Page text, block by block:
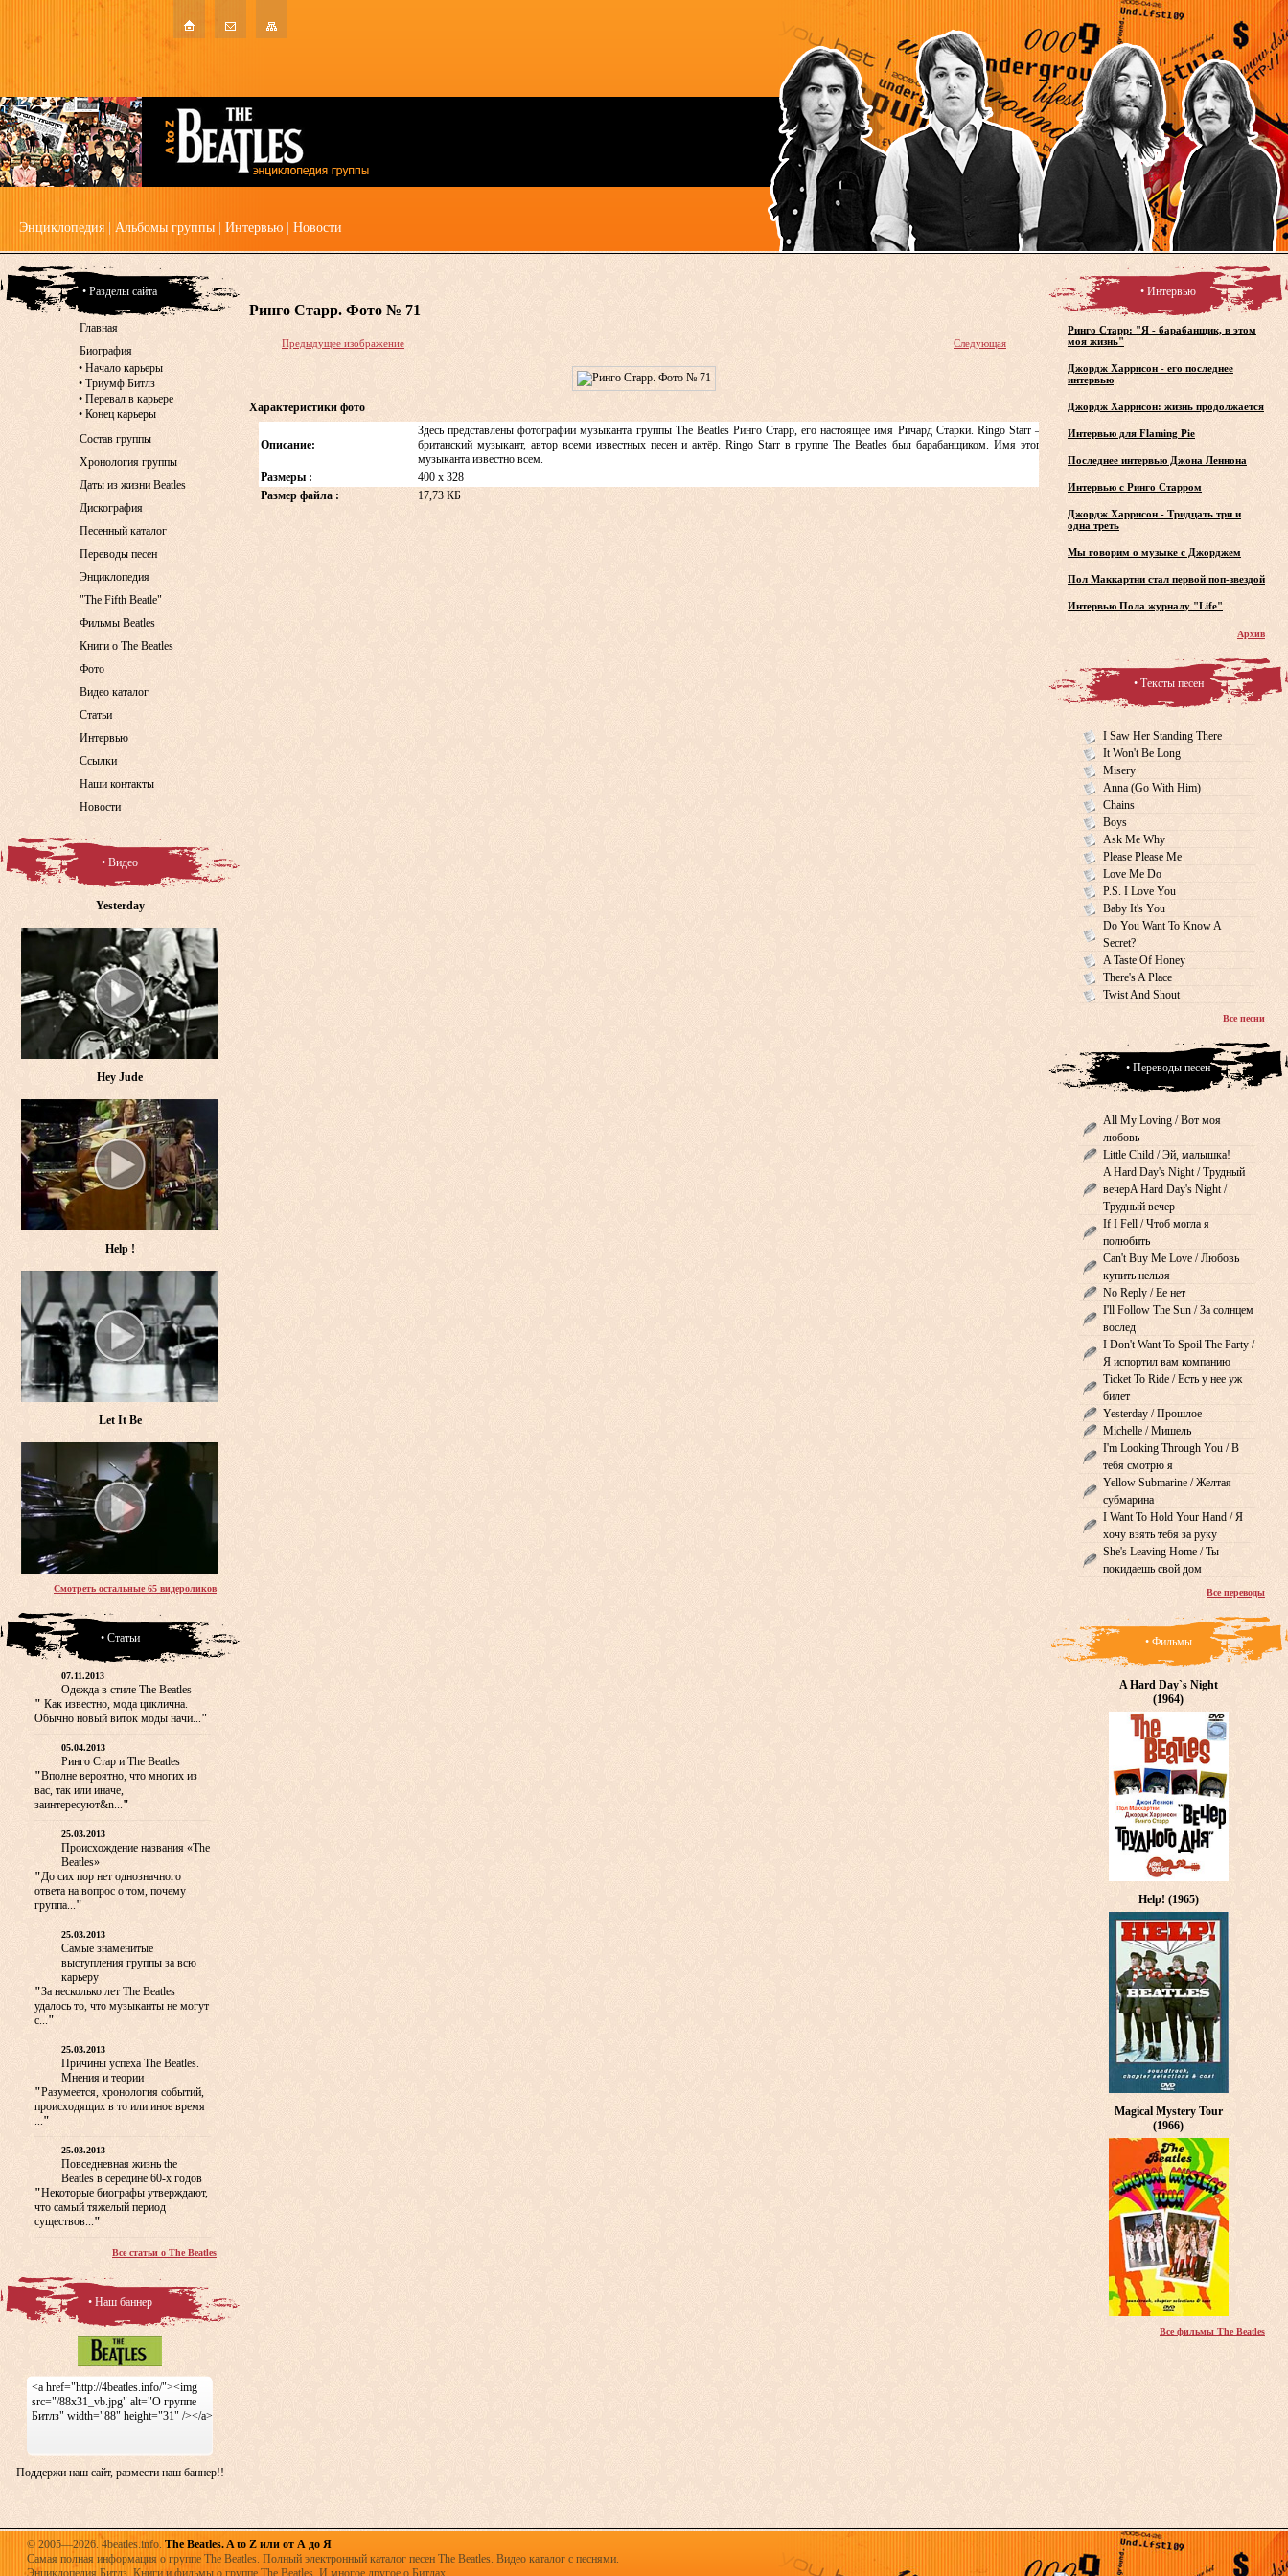
Энциклопедия Альбомы группы Интервью Новости
Ринго Старр. Фото № 71
Предыдущее изображение Следующая
Характеристики фото
Описание:
Здесь представлены фотографии музыканта группы The Beatles Ринго Старр, его настоящее имя Ричард Старки. Ringo Starr —
британский музыкант, автор всеми известных песен и актёр. Ringo Starr в группе The Beatles был барабанщиком. Имя этого
музыканта известно всем.
Размеры :
400 x 328
Размер файла :
17,73 КБ
• Разделы сайта
Главная
Биография
• Начало карьеры
• Триумф Битлз
• Перевал в карьере
• Конец карьеры
Состав группы
Хронология группы
Даты из жизни Beatles
Дискография
Песенный каталог
Переводы песен
Энциклопедия
"The Fifth Beatle"
Фильмы Beatles
Книги о The Beatles
Фото
Видео каталог
Статьи
Интервью
Ссылки
Наши контакты
Новости
• Видео
Yesterday
Hey Jude
Help !
Let It Be
Смотреть остальные 65 видероликов
• Статьи
07.11.2013
Одежда в стиле The Beatles
" Как известно, мода циклична.
Обычно новый виток моды начи..."
05.04.2013
Ринго Стар и The Beatles
"Вполне вероятно, что многих из
вас, так или иначе,
заинтересуют&n..."
25.03.2013
Происхождение названия «The
Beatles»
"До сих пор нет однозначного
ответа на вопрос о том, почему
группа..."
25.03.2013
Самые знаменитые
выступления группы за всю
карьеру
"За несколько лет The Beatles
удалось то, что музыканты не могут
с..."
25.03.2013
Причины успеха The Beatles.
Мнения и теории
"Разумеется, хронология событий,
происходящих в то или иное время
..."
25.03.2013
Повседневная жизнь the
Beatles в середине 60-х годов
"Некоторые биографы утверждают,
что самый тяжелый период
существов..."
Все статьи о The Beatles
• Наш баннер
<a href="http://4beatles.info/"><img
src="/88x31_vb.jpg" alt="О группе
Битлз" width="88" height="31" /></a>
Поддержи наш сайт, размести наш баннер!!
• Интервью
Ринго Старр: "Я - барабанщик, в этом
моя жизнь"
Джордж Харрисон - его последнее
интервью
Джордж Харрисон: жизнь продолжается
Интервью для Flaming Pie
Последнее интервью Джона Леннона
Интервью с Ринго Старром
Джордж Харрисон - Тридцать три и
одна треть
Мы говорим о музыке с Джорджем
Пол Маккартни стал первой поп-звездой
Интервью Пола журналу "Life"
Архив
• Тексты песен
I Saw Her Standing There
It Won't Be Long
Misery
Anna (Go With Him)
Chains
Boys
Ask Me Why
Please Please Me
Love Me Do
P.S. I Love You
Baby It's You
Do You Want To Know A
Secret?
A Taste Of Honey
There's A Place
Twist And Shout
Все песни
• Переводы песен
All My Loving / Вот моя
любовь
Little Child / Эй, малышка!
A Hard Day's Night / Трудный
вечерA Hard Day's Night /
Трудный вечер
If I Fell / Чтоб могла я
полюбить
Can't Buy Me Love / Любовь
купить нельзя
No Reply / Ее нет
I'll Follow The Sun / За солнцем
вослед
I Don't Want To Spoil The Party /
Я испортил вам компанию
Ticket To Ride / Есть у нее уж
билет
Yesterday / Прошлое
Michelle / Мишель
I'm Looking Through You / В
тебя смотрю я
Yellow Submarine / Желтая
субмарина
I Want To Hold Your Hand / Я
хочу взять тебя за руку
She's Leaving Home / Ты
покидаешь свой дом
Все переводы
• Фильмы
A Hard Day`s Night
(1964)
Help! (1965)
Magical Mystery Tour
(1966)
Все фильмы The Beatles
© 2005—2026. 4beatles.info. The Beatles. A to Z или от А до Я
Самая полная информация о группе The Beatles. Полный электронный каталог песен The Beatles. Видео каталог с песнями.
Энциклопедия Битлз. Книги и фильмы о группе The Beatles. И многое другое о Битлах.......